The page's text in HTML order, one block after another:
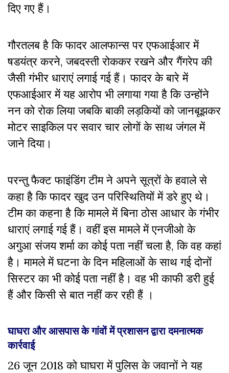
दिए गए हैं।
गौरतलब है कि फादर आलफान्स पर एफआईआर में
षडयंत्र करने, जबदस्ती रोककर रखने और गैंगरेप की
जैसी गंभीर धाराएं लगाई गई हैं। फादर के बारे में
एफआईआर में यह आरोप भी लगाया गया है कि उन्होंने
नन को रोक लिया जबकि बाकी लड़कियों को जानबूझकर
मोटर साइकिल पर सवार चार लोगों के साथ जंगल में
जाने दिया।
परन्तु फैक्ट फाइंडिंग टीम ने अपने सूत्रों के हवाले से
कहा है कि फादर खुद उन परिस्थितियों में डरे हुए थे।
टीम का कहना है कि मामले में बिना ठोस आधार के गंभीर
धाराएं लगाई गई हैं। वहीं इस मामले में एनजीओ के
अगुआ संजय शर्मा का कोई पता नहीं चला है, कि वह कहां
है। मामले में घटना के दिन महिलाओं के साथ गई दोनों
सिस्टर का भी कोई पता नहीं है। वह भी काफी डरी हुई
हैं और किसी से बात नहीं कर रही हैं ।
घाघरा और आसपास के गांवों में प्रशासन द्वारा दमनात्मक
कार्रवाई
26 जून 2018 को घाघरा में पुलिस के जवानों ने यह